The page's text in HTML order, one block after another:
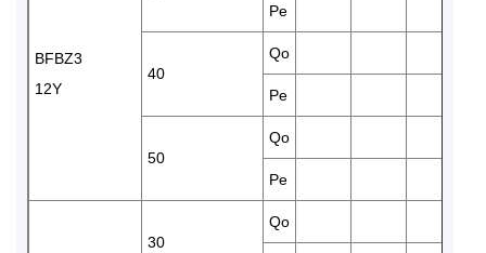
BFBZ3
12Y
Pe
40
Qo
Pe
50
Qo
Pe
30
Qo